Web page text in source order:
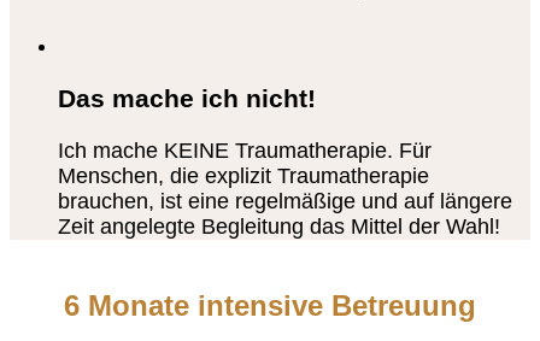
Das mache ich nicht!
Ich mache KEINE Traumatherapie. Für
Menschen, die explizit Traumatherapie
brauchen, ist eine regelmäßige und auf längere
Zeit angelegte Begleitung das Mittel der Wahl!
6 Monate intensive Betreuung